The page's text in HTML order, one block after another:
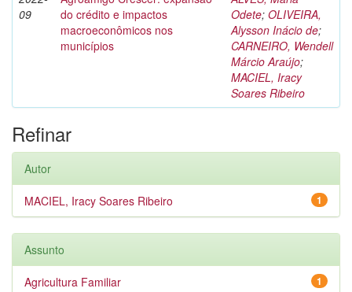
09
do crédito e impactos
macroeconômicos nos
municípios
Odete; OLIVEIRA,
Alysson Inácio de;
CARNEIRO, Wendell
Márcio Araújo;
MACIEL, Iracy
Soares Ribeiro
Refinar
Autor
1
MACIEL, Iracy Soares Ribeiro
Assunto
1
Agricultura Familiar